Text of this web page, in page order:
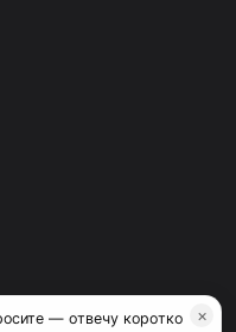
— отвечу коротко ×